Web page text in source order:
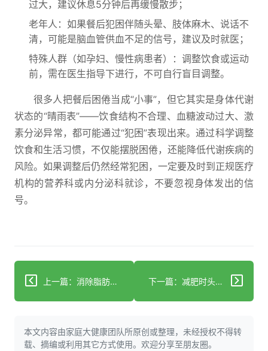
过大，建议休息5分钟后再缓慢散步；
老年人：如果餐后犯困伴随头晕、肢体麻木、说话不
清，可能是脑血管供血不足的信号，建议及时就医；
特殊人群（如孕妇、慢性病患者）：调整饮食或运动
前，需在医生指导下进行，不可自行盲目调整。
很多人把餐后困倦当成“小事”，但它其实是身体代谢
状态的“晴雨表”——饮食结构不合理、血糖波动过大、激
素分泌异常，都可能通过“犯困”表现出来。通过科学调整
饮食和生活习惯，不仅能摆脱困倦，还能降低代谢疾病的
风险。如果调整后仍然经常犯困，一定要及时到正规医疗
机构的营养科或内分泌科就诊，不要忽视身体发出的信
号。
上一篇：消除脂肪肝：5步科学指南帮你逆转肝损伤 下一篇：减肥时头晕？4个常见原因及科学应对
本文内容由家庭大健康团队所原创或整理，未经授权不得转
载、摘编或利用其它方式使用。欢迎分享至朋友圈。